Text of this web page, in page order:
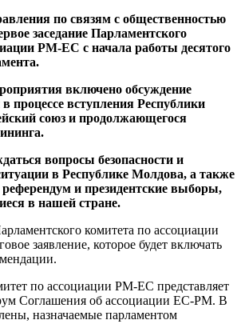
по связям с общественностью
заседание Парламентского
РМ-ЕС с начала работы десятого
включено обсуждение
процессе вступления Республики
союз и продолжающегося
вопросы безопасности и
в Республике Молдова, а также
и президентские выборы,
в нашей стране.
комитета по ассоциации
заявление, которое будет включать
по ассоциации РМ-EС представляет
Соглашения об ассоциации ЕС-РМ. В
назначаемые парламентом